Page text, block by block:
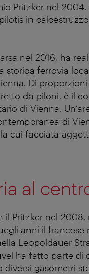
Pritzker nel
in
nel 2016, ha
storica ferrovia
Di
da piloni, è il
di Vienna.
di
cui facciata
al
il Pritzker nel
anni il
Leopoldauer
ha fatto parte di
gasometri